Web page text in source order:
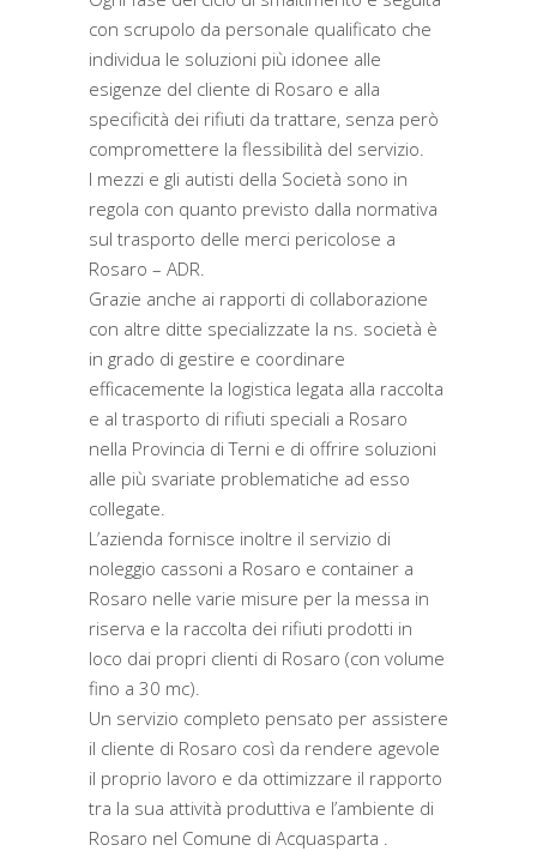
con scrupolo da personale qualificato che
individua le soluzioni più idonee alle
esigenze del cliente di Rosaro e alla
specificità dei rifiuti da trattare, senza però
compromettere la flessibilità del servizio.
I mezzi e gli autisti della Società sono in
regola con quanto previsto dalla normativa
sul trasporto delle merci pericolose a
Rosaro – ADR.
Grazie anche ai rapporti di collaborazione
con altre ditte specializzate la ns. società è
in grado di gestire e coordinare
efficacemente la logistica legata alla raccolta
e al trasporto di rifiuti speciali a Rosaro
nella Provincia di Terni e di offrire soluzioni
alle più svariate problematiche ad esso
collegate.
L’azienda fornisce inoltre il servizio di
noleggio cassoni a Rosaro e container a
Rosaro nelle varie misure per la messa in
riserva e la raccolta dei rifiuti prodotti in
loco dai propri clienti di Rosaro (con volume
fino a 30 mc).
Un servizio completo pensato per assistere
il cliente di Rosaro così da rendere agevole
il proprio lavoro e da ottimizzare il rapporto
tra la sua attività produttiva e l’ambiente di
Rosaro nel Comune di Acquasparta .